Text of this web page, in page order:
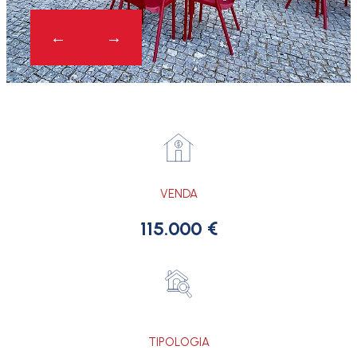
VENDA
115.000 €
TIPOLOGIA